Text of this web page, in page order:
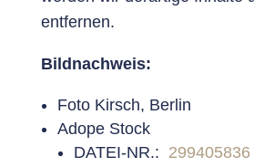
entfernen.
Bildnachweis:
Foto Kirsch, Berlin
Adope Stock
DATEI-NR.: 299405836